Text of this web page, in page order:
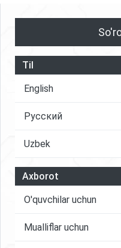
Til
English
Русский
Uzbek
Axborot
O'quvchilar uchun
Mualliflar uchun